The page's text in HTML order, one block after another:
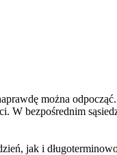
można odpocząć.
bezpośrednim
jak i